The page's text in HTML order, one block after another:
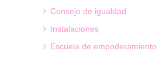
Consejo de igualdad
Instalaciones
Escuela de empoderamiento